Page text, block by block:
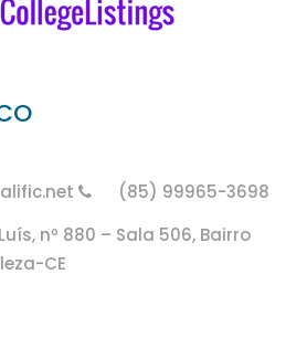
(85) 99965-3698
nº 880 – Sala 506, Bairro
CE